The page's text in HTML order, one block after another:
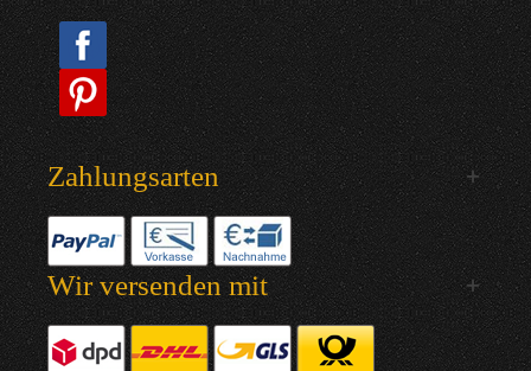
Zahlungsarten
Wir versenden mit